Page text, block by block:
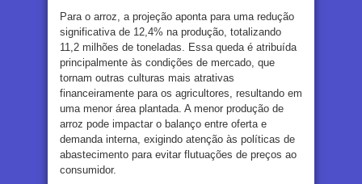
Para o arroz, a projeção aponta para uma redução
significativa de 12,4% na produção, totalizando
11,2 milhões de toneladas. Essa queda é atribuída
principalmente às condições de mercado, que
tornam outras culturas mais atrativas
financeiramente para os agricultores, resultando em
uma menor área plantada. A menor produção de
arroz pode impactar o balanço entre oferta e
demanda interna, exigindo atenção às políticas de
abastecimento para evitar flutuações de preços ao
consumidor.